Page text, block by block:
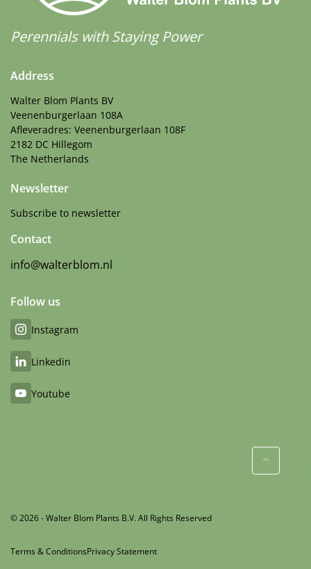
Perennials with Staying Power
Address
Walter Blom Plants BV
Veenenburgerlaan 108A
Afleveradres: Veenenburgerlaan 108F
2182 DC Hillegom
The Netherlands
Newsletter
Subscribe to newsletter
Contact
info@walterblom.nl
Follow us
Instagram
Linkedin
Youtube
© 2026 - Walter Blom Plants B.V. All Rights Reserved
Terms & ConditionsPrivacy Statement